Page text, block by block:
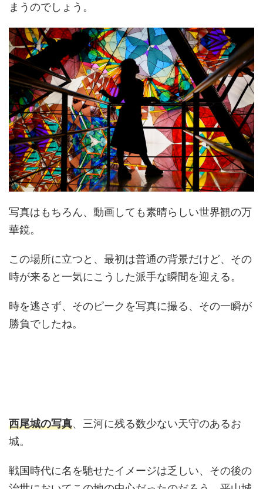
まうのでしょう。
写真はもちろん、動画しても素晴らしい世界観の万
華鏡。
この場所に立つと、最初は普通の背景だけど、その
時が来ると一気にこうした派手な瞬間を迎える。
時を逃さず、そのピークを写真に撮る、その一瞬が
勝負でしたね。
西尾城の写真、三河に残る数少ない天守のあるお
城。
戦国時代に名を馳せたイメージは乏しい、その後の